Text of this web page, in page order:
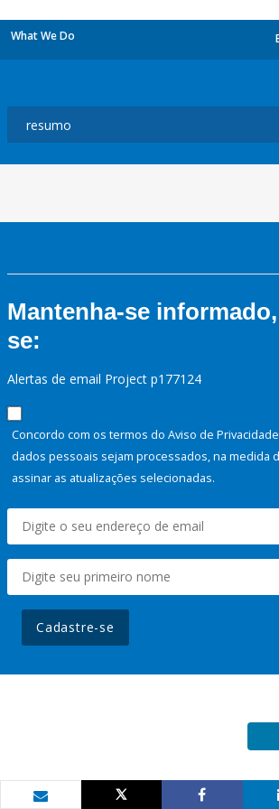
What We Do
Mantenha-se
se:
Alertas de email Project p177124
Concordo com os termos do Aviso de
dados pessoais sejam processados, na medida
assinar as atualizações selecionadas.
Cadastre-se